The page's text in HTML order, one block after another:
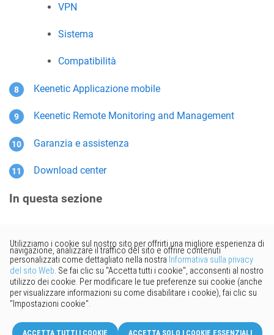
VPN
Sistema
Compatibilità
Keenetic Applicazione mobile
Keenetic Remote Monitoring and Management
Garanzia e assistenza
Download center
In questa sezione
Vorresti fornire un feedback?
Basta cliccare qui per suggerire
modifiche.